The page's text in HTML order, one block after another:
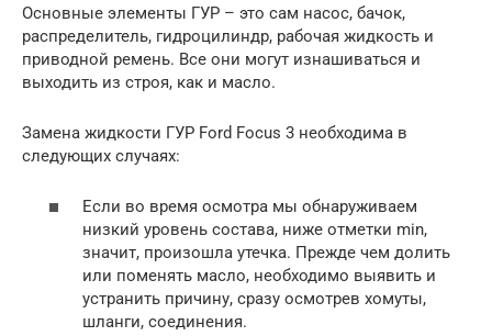
Основные элементы ГУР – это сам насос, бачок,
распределитель, гидроцилиндр, рабочая жидкость и
приводной ремень. Все они могут изнашиваться и
выходить из строя, как и масло.
Замена жидкости ГУР Ford Focus 3 необходима в
следующих случаях:
Если во время осмотра мы обнаруживаем
низкий уровень состава, ниже отметки min,
значит, произошла утечка. Прежде чем долить
или поменять масло, необходимо выявить и
устранить причину, сразу осмотрев хомуты,
шланги, соединения.